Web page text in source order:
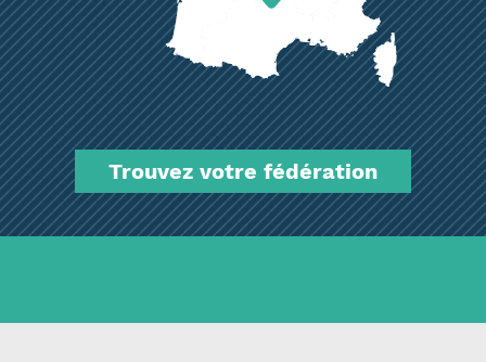
Trouvez votre fédération